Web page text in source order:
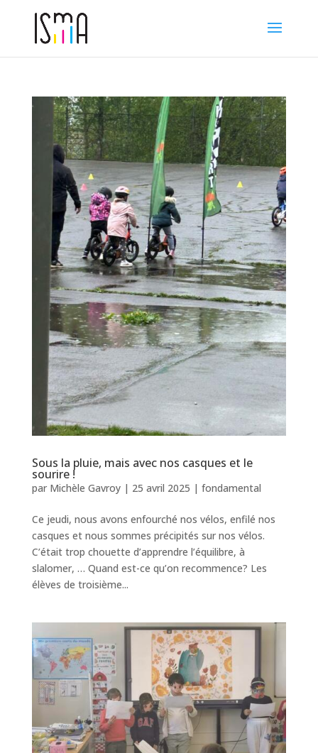
Sous la pluie, mais avec nos casques et le
sourire !
par Michèle Gavroy| 25 avril 2025 | fondamental
Ce jeudi, nous avons enfourché nos vélos, enfilé nos
casques et nous sommes précipités sur nos vélos.
C’était trop chouette d’apprendre l’équilibre, à
slalomer, … Quand est-ce qu’on recommence? Les
élèves de troisième...